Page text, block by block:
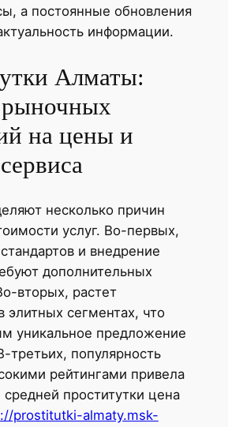
а постоянные обновления
информации.
Алматы:
на цены и
несколько причин
услуг. Во-первых,
и внедрение
дополнительных
вторых, растет
элитных сегментах, что
уникальное предложение
третьих, популярность
рейтингами привела
проститутки цена
prostitutki-almaty.msk-